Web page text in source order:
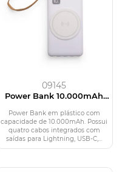
09145
Power Bank 10.000mAh
Indução ou via Cabo
Power Bank em plástico com
capacidade de 10.000mAh. Possui
quatro cabos integrados com
saídas para Lightning, USB-C,...